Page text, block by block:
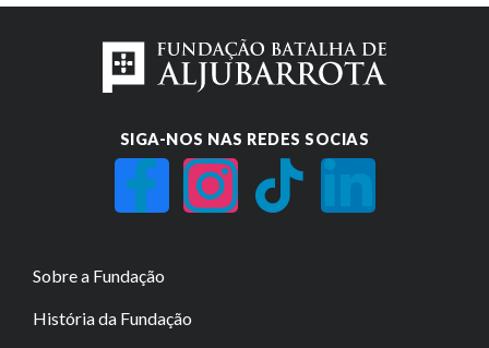
SIGA-NOS NAS REDES SOCIAS
Sobre a Fundação
História da Fundação